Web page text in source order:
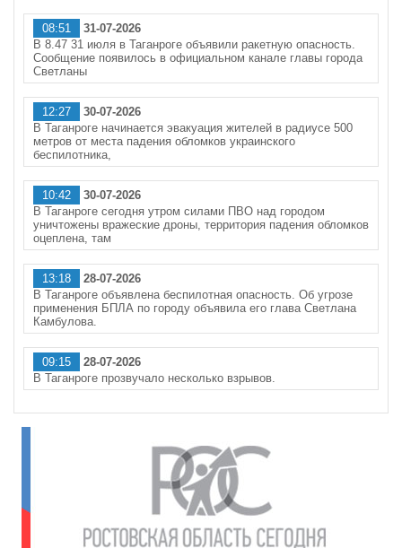
08:51
31-07-2026
В 8.47 31 июля в Таганроге объявили ракетную опасность.
Сообщение появилось в официальном канале главы города
Светланы
12:27
30-07-2026
В Таганроге начинается эвакуация жителей в радиусе 500
метров от места падения обломков украинского
беспилотника,
10:42
30-07-2026
В Таганроге сегодня утром силами ПВО над городом
уничтожены вражеские дроны, территория падения обломков
оцеплена, там
13:18
28-07-2026
В Таганроге объявлена беспилотная опасность. Об угрозе
применения БПЛА по городу объявила его глава Светлана
Камбулова.
09:15
28-07-2026
В Таганроге прозвучало несколько взрывов.